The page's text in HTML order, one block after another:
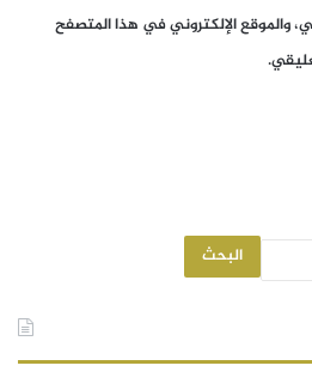
والموقع الإلكتروني في هذا المتصفح
البحث